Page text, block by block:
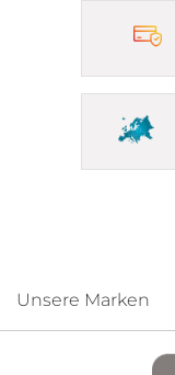
Unsere Marken